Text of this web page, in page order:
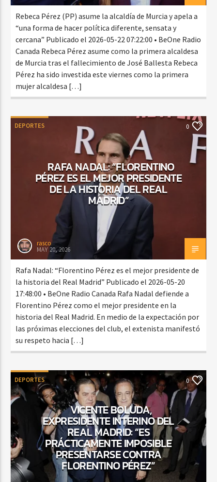
Rebeca Pérez (PP) asume la alcaldía de Murcia y apela a
“una forma de hacer política diferente, sensata y
cercana” Publicado el 2026-05-22 07:22:00 • BeOne Radio
Canada Rebeca Pérez asume como la primera alcaldesa
de Murcia tras el fallecimiento de José Ballesta Rebeca
Pérez ha sido investida este viernes como la primera
mujer alcaldesa […]
DEPORTES 0
RAFA NADAL: “FLORENTINO
PÉREZ ES EL MEJOR PRESIDENTE
DE LA HISTORIA DEL REAL
MADRID”
rasco
MAY 20, 2026
Rafa Nadal: “Florentino Pérez es el mejor presidente de
la historia del Real Madrid” Publicado el 2026-05-20
17:48:00 • BeOne Radio Canada Rafa Nadal defiende a
Florentino Pérez como el mejor presidente en la
historia del Real Madrid. En medio de la expectación por
las próximas elecciones del club, el extenista manifestó
su respeto hacia […]
DEPORTES 0
VICENTE BOLUDA,
EXPRESIDENTE INTERINO DEL
REAL MADRID: “ES
PRÁCTICAMENTE IMPOSIBLE
PRESENTARSE CONTRA
FLORENTINO PÉREZ”